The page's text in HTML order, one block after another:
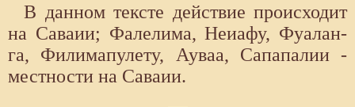
В данном тексте действие происходит
на Саваии; Фалелима, Неиафу, Фуалан-
га, Филимапулету, Ауваа, Сапапалии -
местности на Саваии.